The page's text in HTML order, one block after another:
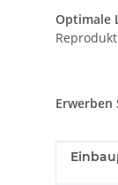
Optimale
Wert